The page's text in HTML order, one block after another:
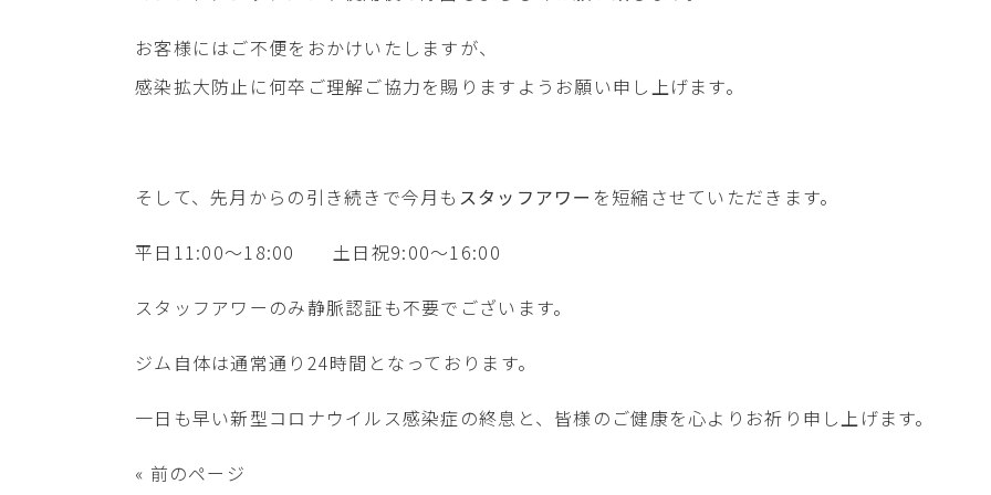
お客様にはご不便をおかけいたしますが、
感染拡大防止に何卒ご理解ご協力を賜りますようお願い申し上げます。
そして、先月からの引き続きで今月も スタッフアワー を短縮させていただきます。
平日11:00～18:00 土日祝9:00～16:00
スタッフアワーのみ静脈認証も不要でございます。
ジム自体は通常通り24時間となっております。
一日も早い新型コロナウイルス感染症の終息と、皆様のご健康を心よりお祈り申し上げます。
« 前のページ